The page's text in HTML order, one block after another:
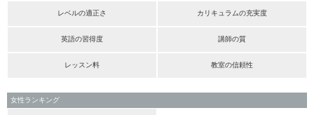
レベルの適正さ カリキュラムの充実度
英語の習得度 講師の質
レッスン料 教室の信頼性
女性ランキング